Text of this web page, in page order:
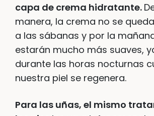
capa de crema hidratante.
manera, la crema no se
a las sábanas y por la
estarán mucho más suaves,
durante las horas nocturnas
nuestra piel se regenera.
Para las uñas, el mismo